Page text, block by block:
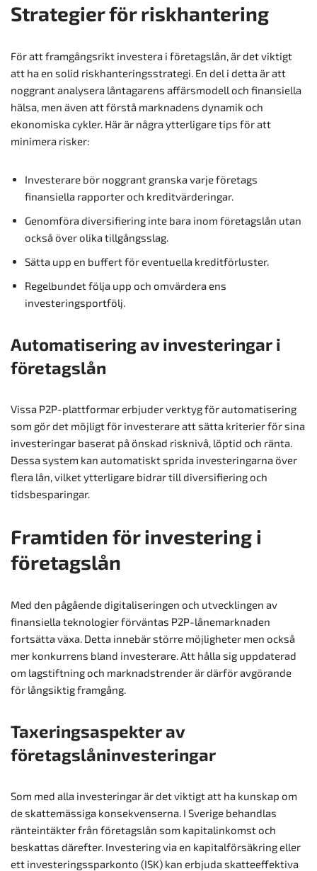
Strategier för riskhantering
För att framgångsrikt investera i företagslån, är det viktigt
att ha en solid riskhanteringsstrategi. En del i detta är att
noggrant analysera låntagarens affärsmodell och finansiella
hälsa, men även att förstå marknadens dynamik och
ekonomiska cykler. Här är några ytterligare tips för att
minimera risker:
Investerare bör noggrant granska varje företags
finansiella rapporter och kreditvärderingar.
Genomföra diversifiering inte bara inom företagslån utan
också över olika tillgångsslag.
Sätta upp en buffert för eventuella kreditförluster.
Regelbundet följa upp och omvärdera ens
investeringsportfölj.
Automatisering av investeringar i
företagslån
Vissa P2P-plattformar erbjuder verktyg för automatisering
som gör det möjligt för investerare att sätta kriterier för sina
investeringar baserat på önskad risknivå, löptid och ränta.
Dessa system kan automatiskt sprida investeringarna över
flera lån, vilket ytterligare bidrar till diversifiering och
tidsbesparingar.
Framtiden för investering i
företagslån
Med den pågående digitaliseringen och utvecklingen av
finansiella teknologier förväntas P2P-lånemarknaden
fortsätta växa. Detta innebär större möjligheter men också
mer konkurrens bland investerare. Att hålla sig uppdaterad
om lagstiftning och marknadstrender är därför avgörande
för långsiktig framgång.
Taxeringsaspekter av
företagslåninvesteringar
Som med alla investeringar är det viktigt att ha kunskap om
de skattemässiga konsekvenserna. I Sverige behandlas
ränteintäkter från företagslån som kapitalinkomst och
beskattas därefter. Investering via en kapitalförsäkring eller
ett investeringssparkonto (ISK) kan erbjuda skatteeffektiva